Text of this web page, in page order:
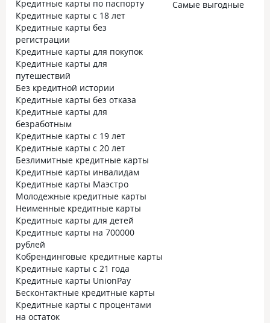
Кредитные карты по паспорту
Кредитные карты с 18 лет
Кредитные карты без
регистрации
Кредитные карты для покупок
Кредитные карты для
путешествий
Без кредитной истории
Кредитные карты без отказа
Кредитные карты для
безработным
Кредитные карты с 19 лет
Кредитные карты с 20 лет
Безлимитные кредитные карты
Кредитные карты инвалидам
Кредитные карты Маэстро
Молодежные кредитные карты
Неименные кредитные карты
Кредитные карты для детей
Кредитные карты на 700000
рублей
Кобрендинговые кредитные карты
Кредитные карты с 21 года
Кредитные карты UnionPay
Бесконтактные кредитные карты
Кредитные карты с процентами
на остаток
Самые выгодные